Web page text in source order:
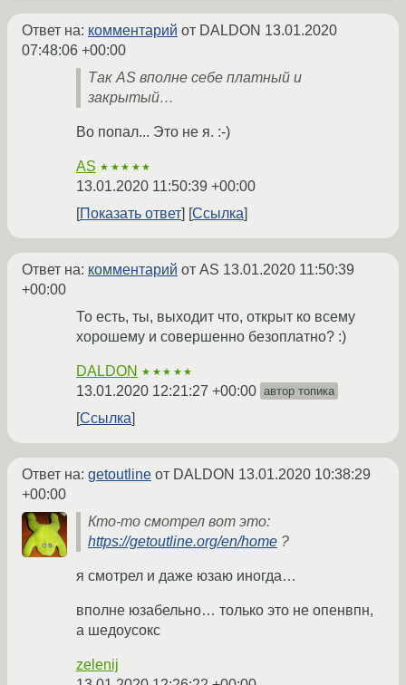
Ответ на: комментарий от DALDON 13.01.2020
07:48:06 +00:00
Так AS вполне себе платный и
закрытый…
Во попал... Это не я. :-)
AS ★★★★★
13.01.2020 11:50:39 +00:00
Показать ответ
Ссылка
Ответ на: комментарий от AS 13.01.2020 11:50:39
+00:00
То есть, ты, выходит что, открыт ко всему
хорошему и совершенно безоплатно? :)
DALDON ★★★★★
13.01.2020 12:21:27 +00:00 автор топика
Ссылка
Ответ на: getoutline от DALDON 13.01.2020 10:38:29
+00:00
Кто-то смотрел вот это:
https://getoutline.org/en/home ?
я смотрел и даже юзаю иногда…
вполне юзабельно… только это не опенвпн,
а шедоусокс
zelenij